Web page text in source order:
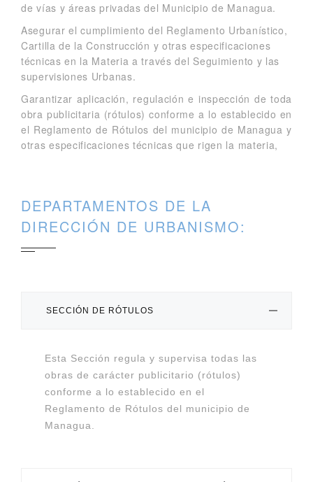
de vías y áreas privadas del Municipio de Managua.
Asegurar el cumplimiento del Reglamento Urbanístico,
Cartilla de la Construcción y otras especificaciones
técnicas en la Materia a través del Seguimiento y las
supervisiones Urbanas.
Garantizar aplicación, regulación e inspección de toda
obra publicitaria (rótulos) conforme a lo establecido en
el Reglamento de Rótulos del municipio de Managua y
otras especificaciones técnicas que rigen la materia,
DEPARTAMENTOS DE LA
DIRECCIÓN DE URBANISMO:
SECCIÓN DE RÓTULOS
Esta Sección regula y supervisa todas las
obras de carácter publicitario (rótulos)
conforme a lo establecido en el
Reglamento de Rótulos del municipio de
Managua.